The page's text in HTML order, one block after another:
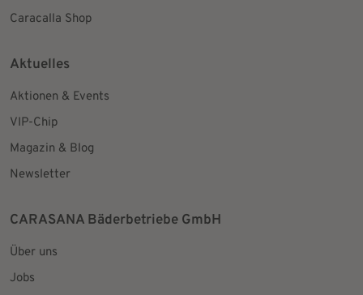
Caracalla Shop
Aktuelles
Aktionen & Events
VIP-Chip
Magazin & Blog
Newsletter
CARASANA Bäderbetriebe GmbH
Über uns
Jobs